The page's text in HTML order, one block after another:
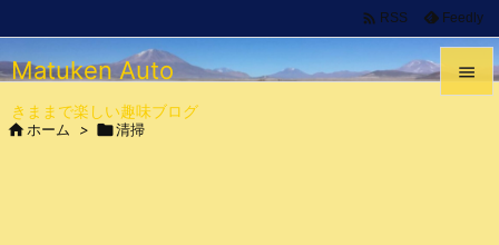
Matuken Auto
きままで楽しい趣味ブログ

 RSS Feedly
ホーム > 清掃